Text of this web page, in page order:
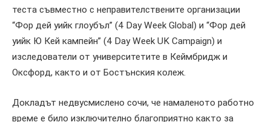
теста съвместно с неправителствените организации
“Фор дей уийк глоубъл” (4 Day Week Global) и “Фор дей
уийк Ю Кей кампейн” (4 Day Week UK Campaign) и
изследователи от университетите в Кеймбридж и
Оксфорд, както и от Бостънския колеж.
Докладът недвусмислено сочи, че намаленото работно
време е било изключително благоприятно както за